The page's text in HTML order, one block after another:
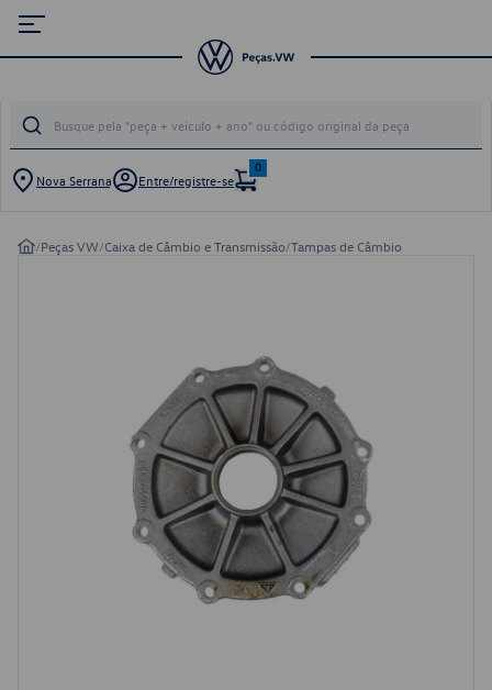
Nova Serrana Entre/registre-se
0
/Peças VW/Caixa de Câmbio e Transmissão/Tampas de Câmbio